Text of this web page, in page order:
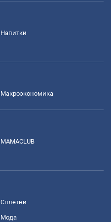
Напитки
Mакроэкономика
MAMACLUB
Сплетни
Мода